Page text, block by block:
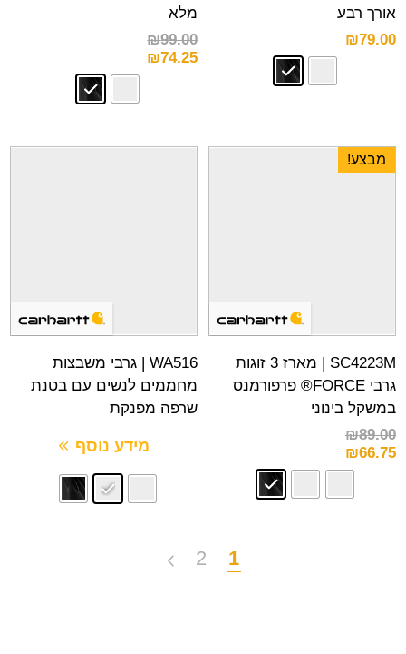
אורך רבע
₪79.00
מלא
₪99.00
₪74.25
מבצע!
SC4223M | מארז 3 זוגות
גרבי FORCE® פרפורמנס
במשקל בינוני
₪89.00
₪66.75
WA516 | גרבי משבצות
מחממים לנשים עם בטנת
שרפה מפנקת
מידע נוסף
1
2